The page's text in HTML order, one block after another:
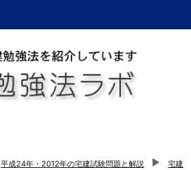
平成24年・2012年の宅建試験問題と解説 宅建